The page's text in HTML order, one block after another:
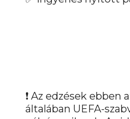
❗ Az edzések ebben
általában UEFA-